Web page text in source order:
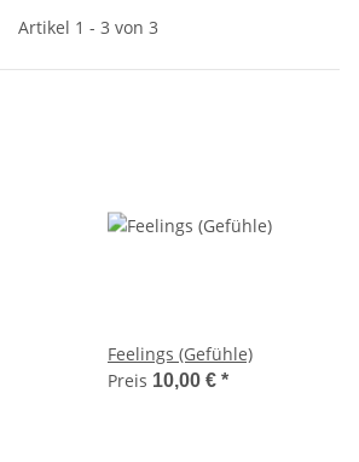
Artikel 1 - 3 von 3
Feelings (Gefühle)
Preis 10,00 € *